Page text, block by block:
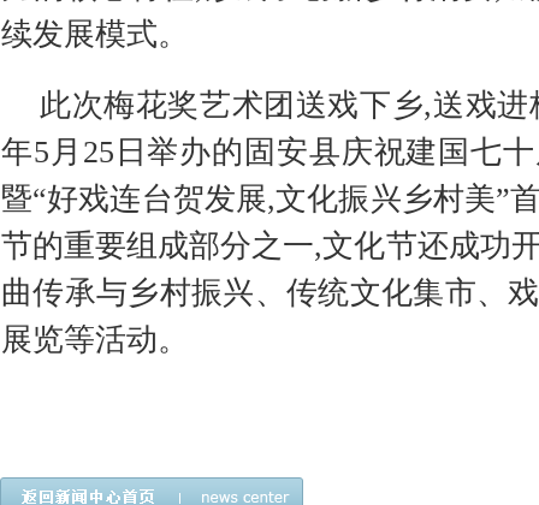
续发展模式。
此次梅花奖艺术团送戏下乡,送戏进
年5月25日举办的固安县庆祝建国七
暨“好戏连台贺发展,文化振兴乡村美”
节的重要组成部分之一,文化节还成功
曲传承与乡村振兴、传统文化集市、
展览等活动。